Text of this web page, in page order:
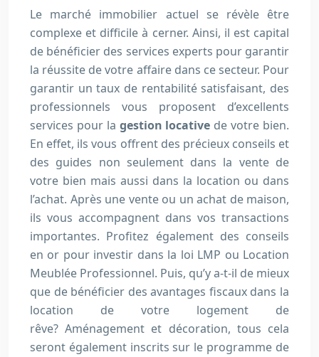
Le marché immobilier actuel se révèle être
complexe et difficile à cerner. Ainsi, il est capital
de bénéficier des services experts pour garantir
la réussite de votre affaire dans ce secteur. Pour
garantir un taux de rentabilité satisfaisant, des
professionnels vous proposent d’excellents
services pour la gestion locative de votre bien.
En effet, ils vous offrent des précieux conseils et
des guides non seulement dans la vente de
votre bien mais aussi dans la location ou dans
l’achat. Après une vente ou un achat de maison,
ils vous accompagnent dans vos transactions
importantes. Profitez également des conseils
en or pour investir dans la loi LMP ou Location
Meublée Professionnel. Puis, qu’y a-t-il de mieux
que de bénéficier des avantages fiscaux dans la
location de votre logement de
rêve? Aménagement et décoration, tous cela
seront également inscrits sur le programme de